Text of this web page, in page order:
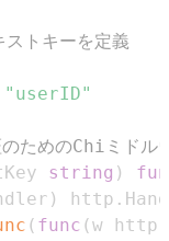
トキーを定義
"userID"
めのChiミドル
string )
) http .
( func (w http